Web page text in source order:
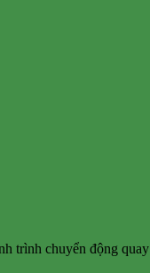
trình chuyển động quay